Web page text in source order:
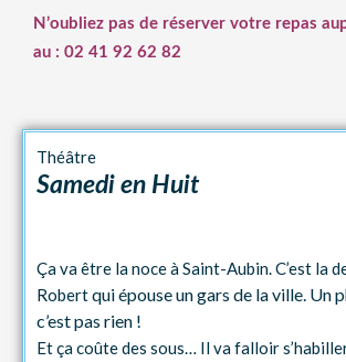
N’oubliez pas de réserver votre repas
au : 02 41 92 62 82
Théâtre
Samedi en Huit
Ça va être la noce à Saint-Aubin. C’est la
Robertqui épouse un gars de la ville. Un
c’est pas rien !
Et ça coûte des sous… Il va falloir